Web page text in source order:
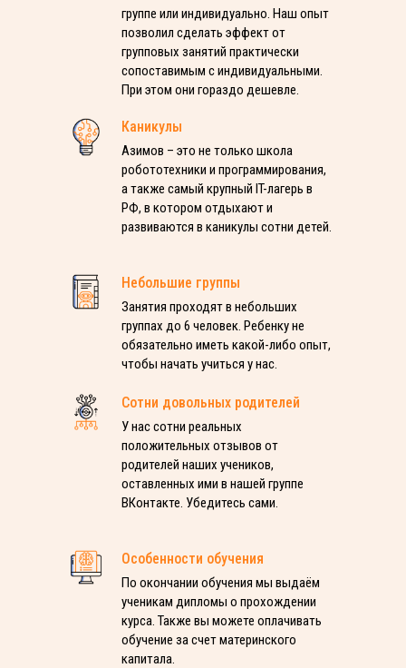
Азимов – это не только школа
робототехники и программирования,
а также самый крупный IT-лагерь в
РФ, в котором отдыхают и
развиваются в каникулы сотни детей.
Каникулы
Небольшие группы
Занятия проходят в небольших
группах до 6 человек. Ребенку не
обязательно иметь какой-либо опыт,
чтобы начать учиться у нас.
Сотни довольных родителей
У нас сотни реальных
положительных отзывов от
родителей наших учеников,
оставленных ими в нашей группе
ВКонтакте. Убедитесь сами.
Особенности обучения
По окончании обучения мы выдаём
ученикам дипломы о прохождении
курса. Также вы можете оплачивать
обучение за счет материнского
капитала.
группе или индивидуально. Наш опыт
позволил сделать эффект от
групповых занятий практически
сопоставимым с индивидуальными.
При этом они гораздо дешевле.